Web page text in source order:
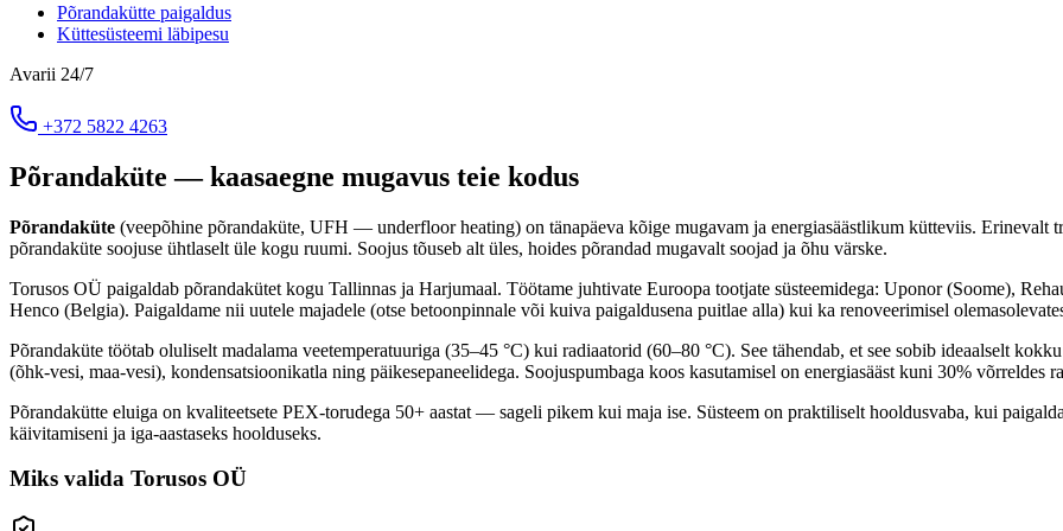
Põrandakütte paigaldus
Küttesüsteemi läbipesu
Avarii 24/7
+372 5822 4263
Põrandaküte — kaasaegne mugavus teie kodus
Põrandaküte (veepõhine põrandaküte, UFH — underfloor heating) on tänapäeva kõige mugavam ja energiasäästlikum kütteviis. Erinevalt
põrandaküte soojuse ühtlaselt üle kogu ruumi. Soojus tõuseb alt üles, hoides põrandad mugavalt soojad ja õhu värske.
Torusos OÜ paigaldab põrandakütet kogu Tallinnas ja Harjumaal. Töötame juhtivate Euroopa tootjate süsteemidega: Uponor (Soome),
Henco (Belgia). Paigaldame nii uutele majadele (otse betoonpinnale või kuiva paigaldusena puitlae alla) kui ka renoveerimisel
Põrandaküte töötab oluliselt madalama veetemperatuuriga (35–45 °C) kui radiaatorid (60–80 °C). See tähendab, et see sobib ideaalselt
(õhk-vesi, maa-vesi), kondensatsioonikatla ning päikesepaneelidega. Soojuspumbaga koos kasutamisel on energiasääst kuni 30% võrreldes
Põrandakütte eluiga on kvaliteetsete PEX-torudega 50+ aastat — sageli pikem kui maja ise. Süsteem on praktiliselt hooldusvaba, kui
käivitamiseni ja iga-aastaseks hoolduseks.
Miks valida Torusos OÜ